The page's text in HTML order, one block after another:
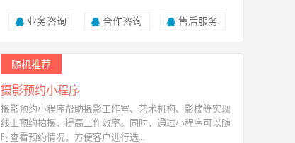
业务咨询 合作咨询 售后服务
随机推荐
摄影预约小程序
摄影预约小程序帮助摄影工作室、艺术机构、影楼等实现
线上预约拍摄，提高工作效率。同时，通过小程序可以随
时查看预约情况，方便客户进行选...